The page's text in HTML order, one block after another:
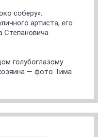
соберу»:
артиста, его
Степановича
голубоглазому
— фото Тима